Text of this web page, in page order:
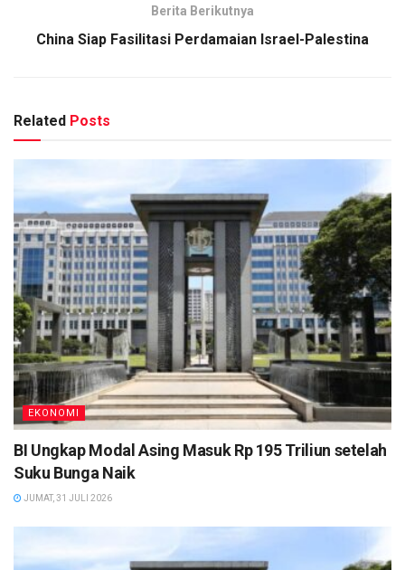
Berita Berikutnya
China Siap Fasilitasi Perdamaian Israel-Palestina
Related Posts
EKONOMI
BI Ungkap Modal Asing Masuk Rp 195 Triliun setelah
Suku Bunga Naik
JUMAT, 31 JULI 2026